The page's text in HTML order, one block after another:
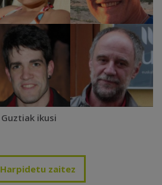
Guztiak ikusi
Harpidetu zaitez